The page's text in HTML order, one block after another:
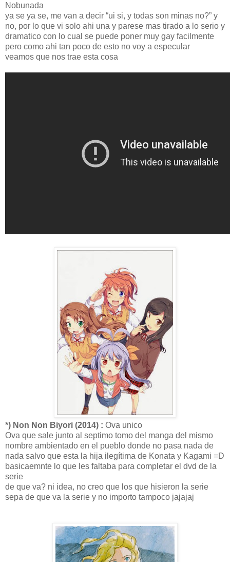
Nobunada
ya se ya se, me van a decir “ui si, y todas son minas no?” y
no, por lo que vi solo ahi una y parese mas tirado a lo serio y
dramatico con lo cual se puede poner muy gay facilmente
pero como ahi tan poco de esto no voy a especular
veamos que nos trae esta cosa
*) Non Non Biyori (2014) : Ova unico
Ova que sale junto al septimo tomo del manga del mismo
nombre ambientado en el pueblo donde no pasa nada de
nada salvo que esta la hija ilegítima de Konata y Kagami =D
basicaemnte lo que les faltaba para completar el dvd de la
serie
de que va? ni idea, no creo que los que hisieron la serie
sepa de que va la serie y no importo tampoco jajajaj